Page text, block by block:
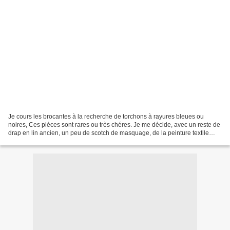
Je cours les brocantes à la recherche de torchons à rayures bleues ou
noires, Ces pièces sont rares ou très chéres. Je me décide, avec un reste de
drap en lin ancien, un peu de scotch de masquage, de la peinture textile